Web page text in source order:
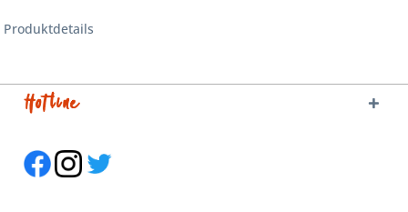
Produktdetails
Hotline